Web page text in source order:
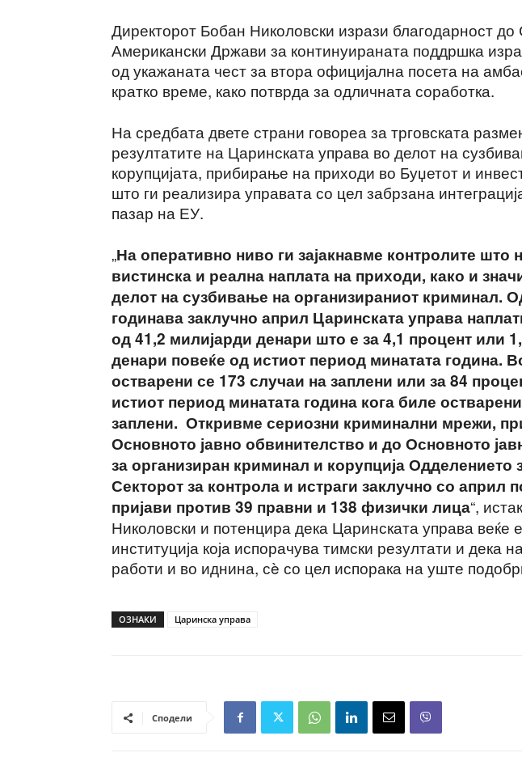
Директорот Бобан Николовски изрази благодарност
Американски Држави за континуираната поддршка
од укажаната чест за втора официјална посета на
кратко време, како потврда за одличната соработка.
На средбата двете страни говореа за трговската
резултатите на Царинската управа во делот на
корупцијата, прибирање на приходи во Буџетот и
што ги реализира управата со цел забрзана
пазар на ЕУ.
„На оперативно ниво ги зајакнавме контролите што
вистинска и реална наплата на приходи, како и
делот на сузбивање на организираниот криминал.
годинава заклучно април Царинската управа
од 41,2 милијарди денари што е за 4,1 процент или
денари повеќе од истиот период минатата година.
остварени се 173 случаи на заплени или за 84
истиот период минатата година кога биле
заплени. Откривме сериозни криминални мрежи,
Основното јавно обвинителство и до Основното
за организиран криминал и корупција Одделението
Секторот за контрола и истраги заклучно со април
пријави против 39 правни и 138 физички лица“,
Николовски и потенцира дека Царинската управа веќе
институција која испорачува тимски резултати и дека
работи и во иднина, сè со цел испорака на уште
ОЗНАКИ Царинска управа
Сподели